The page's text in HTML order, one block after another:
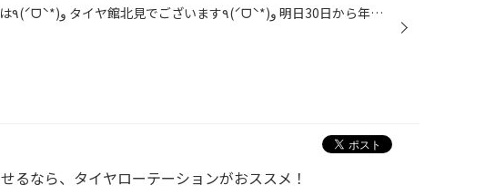
みなさん、こんにちは٩(ˊᗜˋ*)و タイヤ館北見でございます٩(ˊᗜˋ*)و 明日30日から年末年始のお休みに入らせていただきます！ いつもご利用してくださっているお客様 初めてご利用してくださったお客様 たくさんの出会いがありました！ 今年もみなさまに大変お世話になりました。 スタッフ一同、感謝の...
るなら、タイヤローテーションがおススメ！